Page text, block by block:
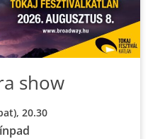
show
20.30